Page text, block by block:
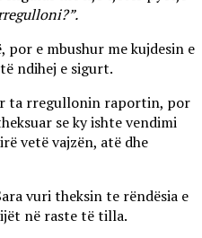
por e mbushur me kujdesin e
ndihej e sigurt.
ta rregullonin raportin, por
se ky ishte vendimi
vetë vajzën, atë dhe
vuri theksin te rëndësia e
në raste të tilla.